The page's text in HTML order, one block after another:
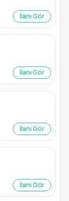
İlanı Gör
İlanı Gör
İlanı Gör
İlanı Gör